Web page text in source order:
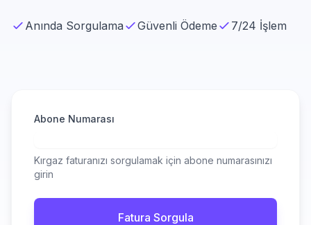
Anında Sorgulama Güvenli Ödeme 7/24 İşlem
Abone Numarası
Kırgaz faturanızı sorgulamak için abone numarasınızı
girin
Fatura Sorgula